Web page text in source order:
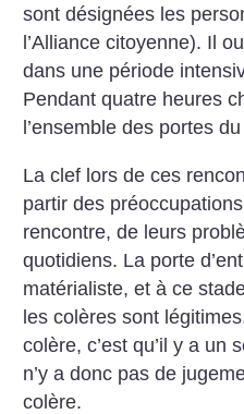
sont désignées les
l’Alliance citoyenne). Il
dans une période
Pendant quatre heures
l’ensemble des portes
La clef lors de ces
partir des
rencontre, de leurs
quotidiens. La porte
matérialiste, et à ce
les colères sont
colère, c’est qu’il y a un
n’y a donc pas de
colère.